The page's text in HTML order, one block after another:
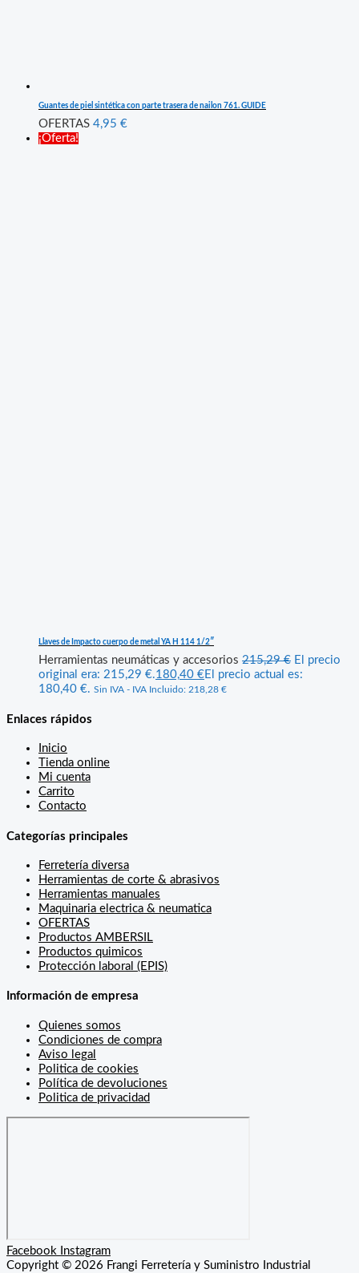
Guantes de piel sintética con parte trasera de nailon 761. GUIDE
OFERTAS 4,95 €
¡Oferta!
Llaves de Impacto cuerpo de metal YA H 114 1/2″
Herramientas neumáticas y accesorios 215,29€ El precio
original era: 215,29 €.180,40 €El precio actual es:
180,40 €. Sin IVA - IVA Incluido: 218,28 €
Enlaces rápidos
Inicio
Tienda online
Mi cuenta
Carrito
Contacto
Categorías principales
Ferretería diversa
Herramientas de corte & abrasivos
Herramientas manuales
Maquinaria electrica & neumatica
OFERTAS
Productos AMBERSIL
Productos quimicos
Protección laboral (EPIS)
Información de empresa
Quienes somos
Condiciones de compra
Aviso legal
Politica de cookies
Política de devoluciones
Politica de privacidad
Facebook Instagram
Copyright © 2026 Frangi Ferretería y Suministro Industrial